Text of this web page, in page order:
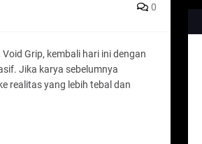
0
Grip, kembali hari ini dengan
Jika karya sebelumnya
realitas yang lebih tebal dan